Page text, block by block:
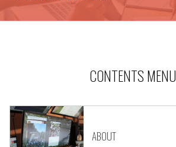
CONTENTS MENU
ABOUT